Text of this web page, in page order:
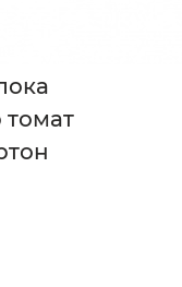
томат